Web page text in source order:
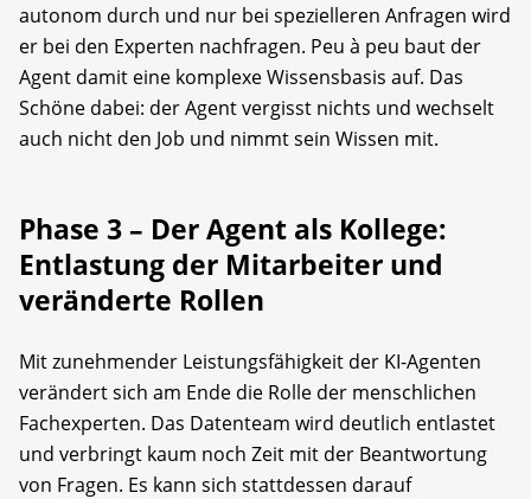
autonom durch und nur bei spezielleren Anfragen wird
er bei den Experten nachfragen. Peu à peu baut der
Agent damit eine komplexe Wissensbasis auf. Das
Schöne dabei: der Agent vergisst nichts und wechselt
auch nicht den Job und nimmt sein Wissen mit.
Phase 3 – Der Agent als Kollege:
Entlastung der Mitarbeiter und
veränderte Rollen
Mit zunehmender Leistungsfähigkeit der KI-Agenten
verändert sich am Ende die Rolle der menschlichen
Fachexperten. Das Datenteam wird deutlich entlastet
und verbringt kaum noch Zeit mit der Beantwortung
von Fragen. Es kann sich stattdessen darauf